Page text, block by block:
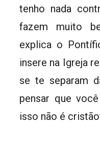
tenho nada
fazem muito
explica o
insere na Igreja
se te separam
pensar que
isso não é